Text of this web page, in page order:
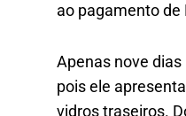
ao pagamento de
Apenas nove
pois ele
vidros traseiros.